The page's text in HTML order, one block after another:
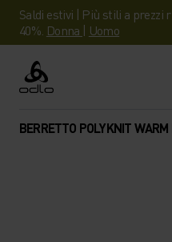
Saldi estivi | Più stili a prezzi
40%. Donna | Uomo
Odlo
BERRETTO POLYKNIT WARM